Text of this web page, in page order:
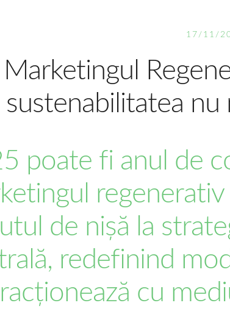
17/11/
Marketingul
sustenabilitatea nu
poate fi anul de
regenerativ
de nișă la
redefinind
cu